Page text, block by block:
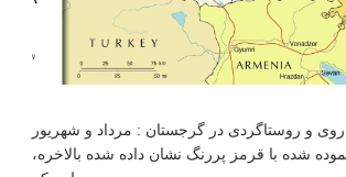
روی و روستاگردی در گرجستان : مرداد و شهریور
پیموده شده با قرمز پررنگ نشان داده شده بالاخره،